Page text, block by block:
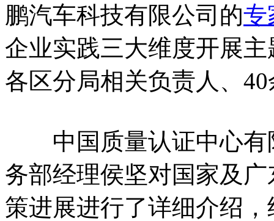
鹏汽车科技有限公司的专
企业实践三大维度开展
各区分局相关负责人、
中国质量认证中心有
务部经理侯坚对国家及
策进展进行了详细介绍